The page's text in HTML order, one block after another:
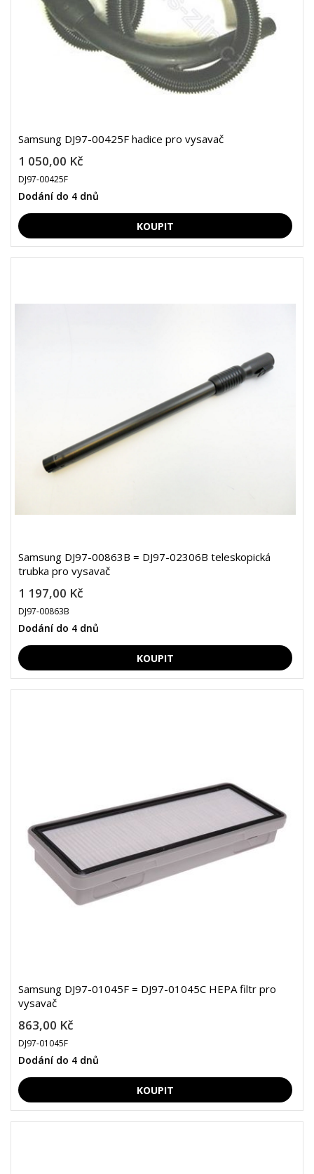
Samsung DJ97-00425F hadice pro vysavač
1 050,00 Kč
DJ97-00425F
Dodání do 4 dnů
Samsung DJ97-00863B = DJ97-02306B teleskopická
trubka pro vysavač
1 197,00 Kč
DJ97-00863B
Dodání do 4 dnů
Samsung DJ97-01045F = DJ97-01045C HEPA filtr pro
vysavač
863,00 Kč
DJ97-01045F
Dodání do 4 dnů